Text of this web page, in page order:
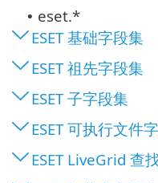
• eset.*
ESET 基础字段集
ESET 祖先字段集
ESET 子字段集
ESET 可执行文件
ESET LiveGrid 查